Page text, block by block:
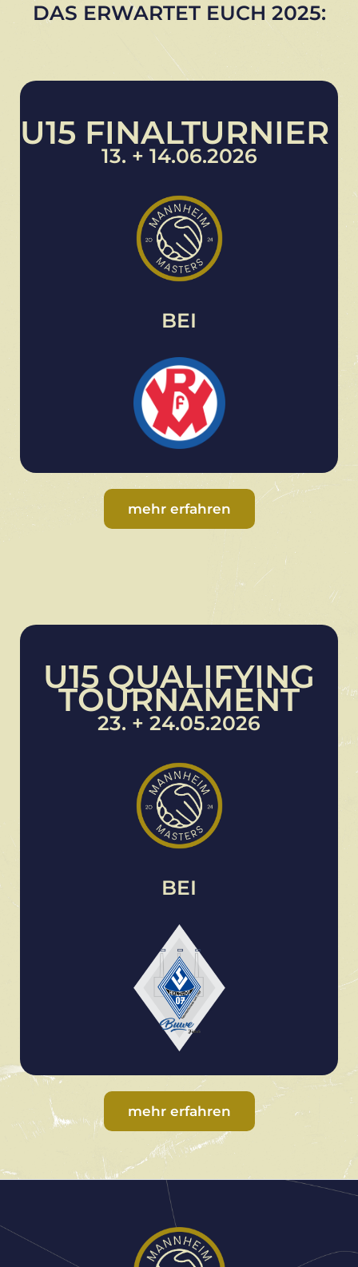
DAS ERWARTET EUCH 2025:
U15 FINALTURNIER
13. + 14.06.2026
BEI
mehr erfahren
U15 QUALIFYING
TOURNAMENT
23. + 24.05.2026
BEI
mehr erfahren